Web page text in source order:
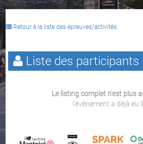
Retour à la liste des épreuves/activités
Liste des participants
Le listing complet n'est plus
l'évènement a déjà eu